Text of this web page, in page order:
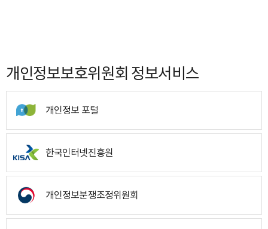
개인정보보호위원회 정보서비스
개인정보 포털
한국인터넷진흥원
개인정보분쟁조정위원회